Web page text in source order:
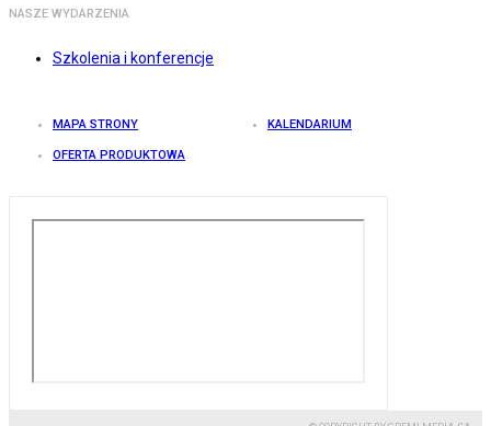
NASZE WYDARZENIA
Szkolenia i konferencje
MAPA STRONY KALENDARIUM
OFERTA PRODUKTOWA